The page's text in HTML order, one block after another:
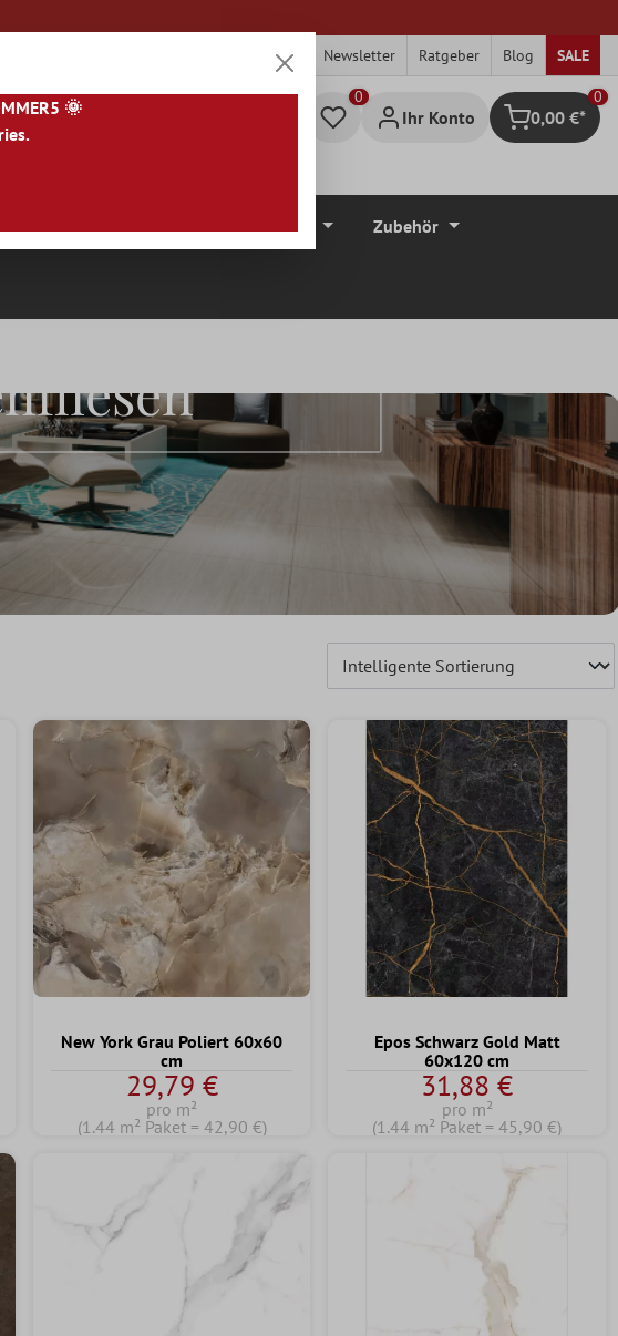
Newsletter Ratgeber Blog SALE
Ihr Konto Warenkorb
0
0,00 €*
Zubehör
New York Grau Poliert 60x60
cm
29,79 €
pro m²
(1.44 m² Paket = 42,90 €)
Epos Schwarz Gold Matt
60x120 cm
31,88 €
pro m²
(1.44 m² Paket = 45,90 €)
🌞